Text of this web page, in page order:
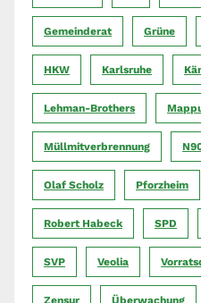
Gemeinderat Grüne
HKW Karlsruhe
Lehman-Brothers
Müllmitverbrennung
Olaf Scholz Pforzheim
Robert Habeck SPD
SVP Veolia
Zensur Überwachung